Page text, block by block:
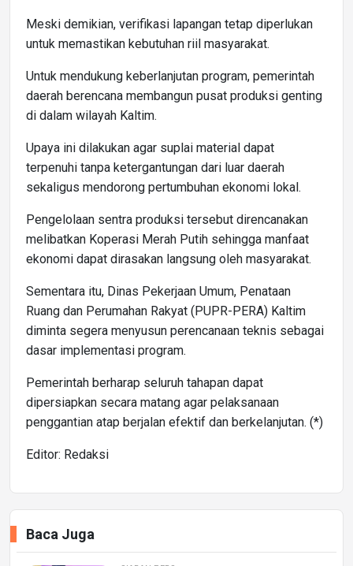
Meski demikian, verifikasi lapangan tetap diperlukan
untuk memastikan kebutuhan riil masyarakat.
Untuk mendukung keberlanjutan program, pemerintah
daerah berencana membangun pusat produksi genting
di dalam wilayah Kaltim.
Upaya ini dilakukan agar suplai material dapat
terpenuhi tanpa ketergantungan dari luar daerah
sekaligus mendorong pertumbuhan ekonomi lokal.
Pengelolaan sentra produksi tersebut direncanakan
melibatkan Koperasi Merah Putih sehingga manfaat
ekonomi dapat dirasakan langsung oleh masyarakat.
Sementara itu, Dinas Pekerjaan Umum, Penataan
Ruang dan Perumahan Rakyat (PUPR-PERA) Kaltim
diminta segera menyusun perencanaan teknis sebagai
dasar implementasi program.
Pemerintah berharap seluruh tahapan dapat
dipersiapkan secara matang agar pelaksanaan
penggantian atap berjalan efektif dan berkelanjutan. (*)
Editor: Redaksi
Baca Juga